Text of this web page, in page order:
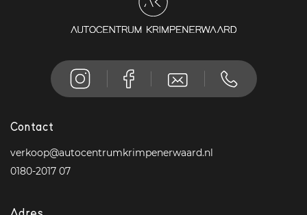
Contact
verkoop@autocentrumkrimpenerwaard.nl
0180-2017 07